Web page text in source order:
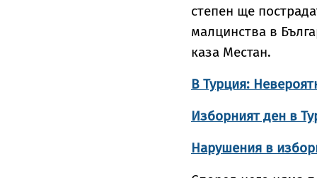
степен ще
малцинства в
каза Местан.
В Турция:
Изборният ден в
Нарушения в